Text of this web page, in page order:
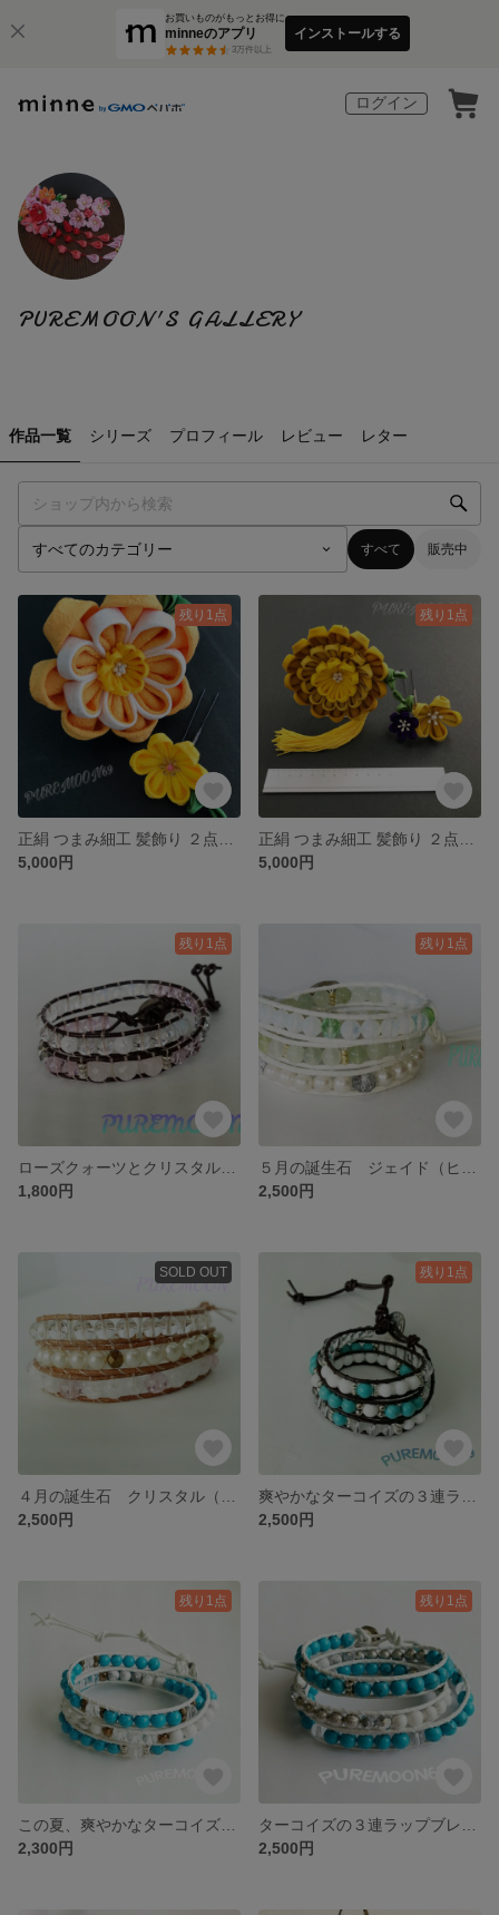
お買いものがもっとお得に
minneのアプリ
3万件以上
インストールする
ログイン
PUREMOON'S GALLERY
作品一覧 シリーズ プロフィール レビュー レター
すべて 販売中
残り1点
5,000円
残り1点
5,000円
残り1点
1,800円
残り1点
2,500円
SOLD OUT
2,500円
残り1点
2,500円
残り1点
2,300円
残り1点
2,500円